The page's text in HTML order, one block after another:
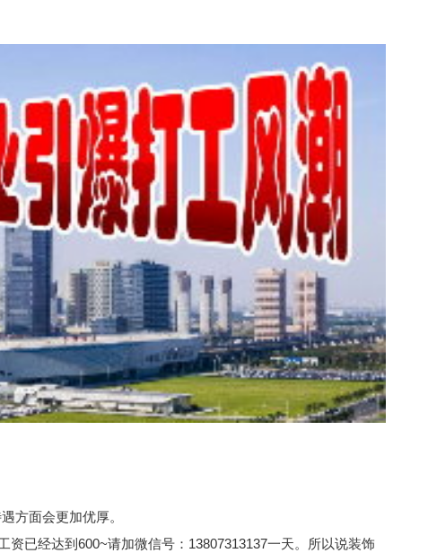
方面会更加优厚。
已经达到600~请加微信号：13807313137一天。所以说装饰